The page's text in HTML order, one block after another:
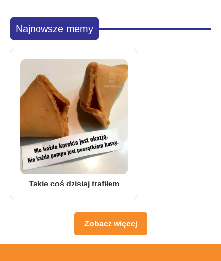
Najnowsze memy
Takie coś dzisiaj trafiłem
Zobacz więcej